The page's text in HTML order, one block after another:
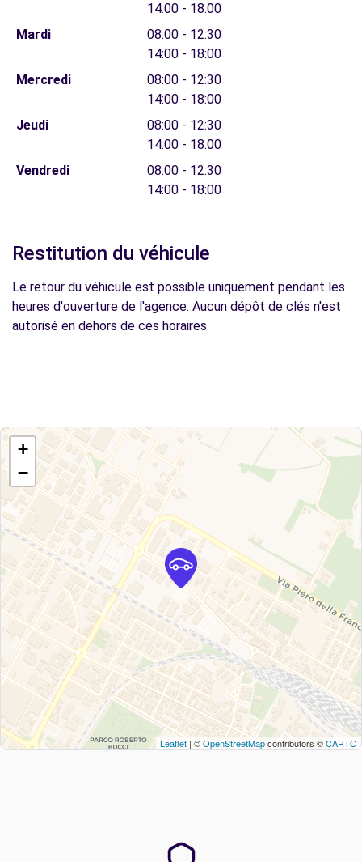
14:00 - 18:00
Mardi
08:00 - 12:30
14:00 - 18:00
Mercredi
08:00 - 12:30
14:00 - 18:00
Jeudi
08:00 - 12:30
14:00 - 18:00
Vendredi
08:00 - 12:30
14:00 - 18:00
Restitution du véhicule
Le retour du véhicule est possible uniquement pendant les
heures d'ouverture de l'agence. Aucun dépôt de clés n'est
autorisé en dehors de ces horaires.
+
−
Leaflet | ©OpenStreetMapcontributors ©CARTO